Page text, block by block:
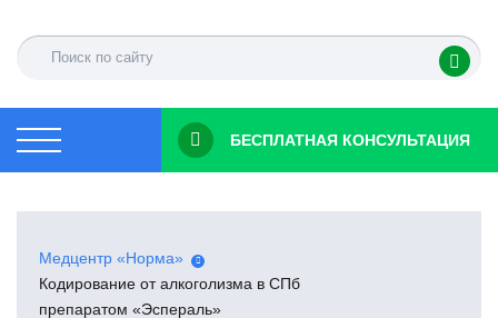
БЕСПЛАТНАЯ КОНСУЛЬТАЦИЯ
Медцентр «Норма»
Кодирование от алкоголизма в СПб
препаратом «Эспераль»